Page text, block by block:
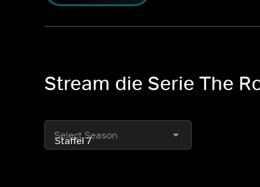
Stream die Serie The
Select Season